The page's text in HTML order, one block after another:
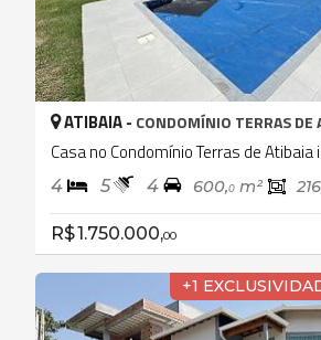
ATIBAIA - CONDOMÍNIO TERRAS DE
Casa no Condomínio Terras de Atibaia i
4 5 4 600,0 m²
R$ 1.750.000,00
+1